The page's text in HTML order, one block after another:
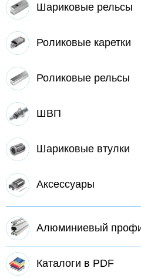
Шариковые рельсы
Роликовые каретки
Роликовые рельсы
ШВП
Шариковые втулки
Аксессуары
Алюминиевый
Каталоги в PDF